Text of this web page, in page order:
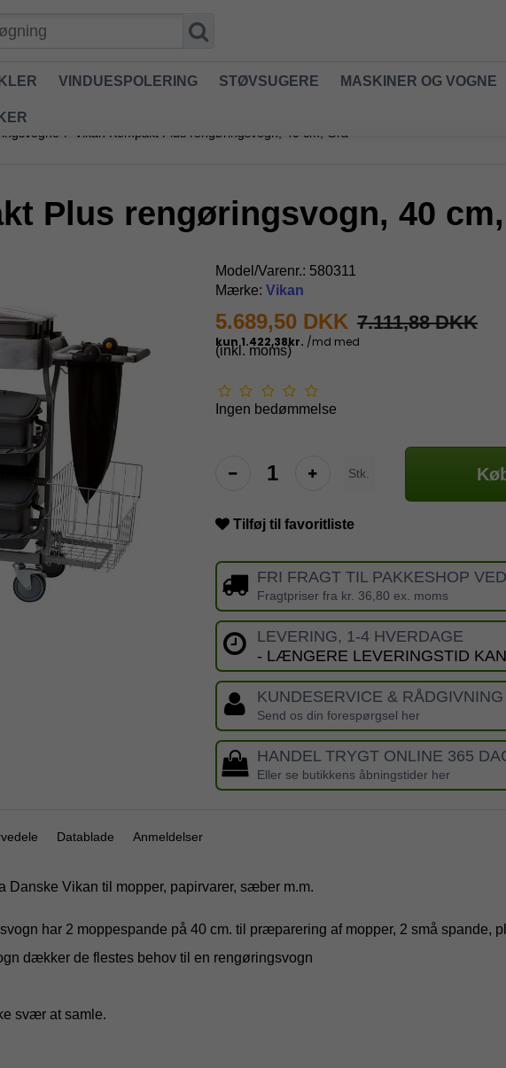
VINDUESPOLERING STØVSUGERE MASKINER OG VOGNE
/ Vikan Kompakt Plus rengøringsvogn, 40 cm, Grå
Plus rengøringsvogn, 40
Model/Varenr.: 580311
Mærke: Vikan
5.689,50 DKK 7.111,88 DKK
(inkl. moms)
Ingen bedømmelse
Stk.
Tilføj til favoritliste
FRI FRAGT TIL PAKKESHOP
Fragtpriser fra kr. 36,80 ex. moms
LEVERING, 1-4 HVERDAGE
- LÆNGERE LEVERINGSTID
KUNDESERVICE & RÅDGIVNING
Send os din forespørgsel her
HANDEL TRYGT ONLINE 365
Eller se butikkens åbningstider her
Datablade Anmeldelser
Danske Vikan til mopper, papirvarer, sæber m.m.
har 2 moppespande på 40 cm. til præparering af mopper, 2 små spande,
dækker de flestes behov til en rengøringsvogn
svær at samle.